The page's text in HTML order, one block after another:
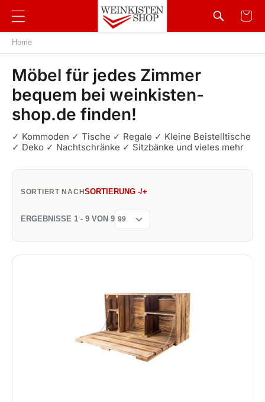
Home
Möbel für jedes Zimmer
bequem bei weinkisten-
shop.de finden!
✓ Kommoden ✓ Tische ✓ Regale ✓ Kleine Beistelltische
✓ Deko ✓ Nachtschränke ✓ Sitzbänke und vieles mehr
SORTIERT NACHSORTIERUNG -/+
ERGEBNISSE 1 - 9 VON 9